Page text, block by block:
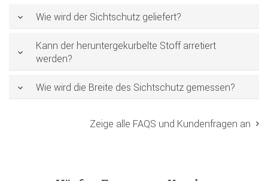
Wie wird der Sichtschutz geliefert?
Kann der heruntergekurbelte Stoff arretiert
werden?
Wie wird die Breite des Sichtschutz gemessen?
Zeige alle FAQS und Kundenfragen an